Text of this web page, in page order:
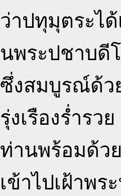
ว่าปทุมุตระไ
นพระปชาบดี
ซึ่งสมบูรณ์ด้ว
รุ่งเรืองร่ำรว
ท่านพร้อมด้ว
เข้าไปเฝ้าพ